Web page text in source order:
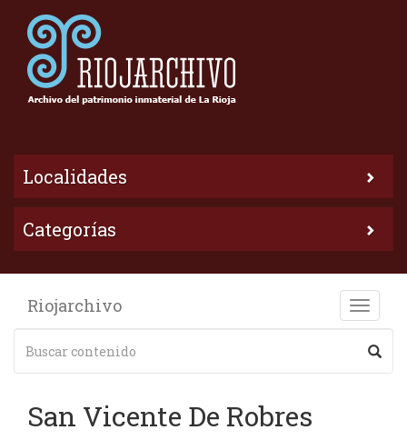
Localidades
Categorías
Toggle
Riojarchivo
San Vicente De Robres